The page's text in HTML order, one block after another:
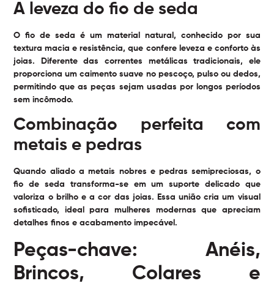
A leveza do fio de seda
O fio de seda é um material natural, conhecido por sua
textura macia e resistência, que confere leveza e conforto às
joias. Diferente das correntes metálicas tradicionais, ele
proporciona um caimento suave no pescoço, pulso ou dedos,
permitindo que as peças sejam usadas por longos períodos
sem incômodo.
Combinação perfeita com
metais e pedras
Quando aliado a metais nobres e pedras semipreciosas, o
fio de seda transforma-se em um suporte delicado que
valoriza o brilho e a cor das joias. Essa união cria um visual
sofisticado, ideal para mulheres modernas que apreciam
detalhes finos e acabamento impecável.
Peças-chave: Anéis,
Brincos, Colares e